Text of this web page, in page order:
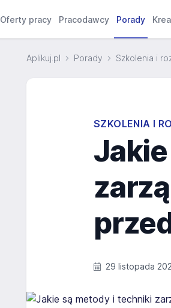
Oferty pracy Pracodawcy Porady
Aplikuj.pl Porady Szkolenia i
SZKOLENIA I
29 listopada